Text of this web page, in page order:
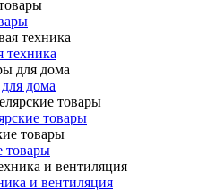
техника
дома
товары
товары
и вентиляция